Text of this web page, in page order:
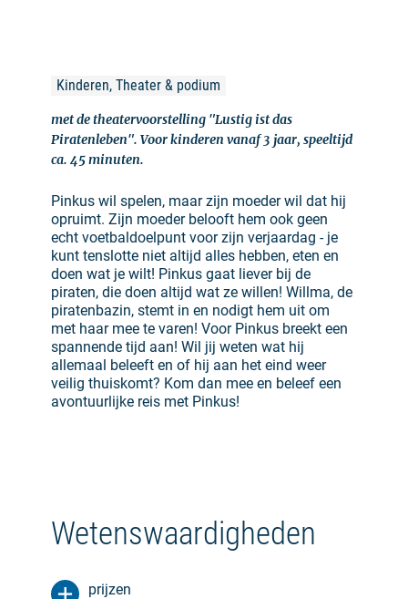
Kinderen, Theater & podium
met de theatervoorstelling "Lustig ist das
Piratenleben". Voor kinderen vanaf 3 jaar, speeltijd
ca. 45 minuten.
Pinkus wil spelen, maar zijn moeder wil dat hij
opruimt. Zijn moeder belooft hem ook geen
echt voetbaldoelpunt voor zijn verjaardag - je
kunt tenslotte niet altijd alles hebben, eten en
doen wat je wilt! Pinkus gaat liever bij de
piraten, die doen altijd wat ze willen! Willma, de
piratenbazin, stemt in en nodigt hem uit om
met haar mee te varen! Voor Pinkus breekt een
spannende tijd aan! Wil jij weten wat hij
allemaal beleeft en of hij aan het eind weer
veilig thuiskomt? Kom dan mee en beleef een
avontuurlijke reis met Pinkus!
Wetenswaardigheden
prijzen